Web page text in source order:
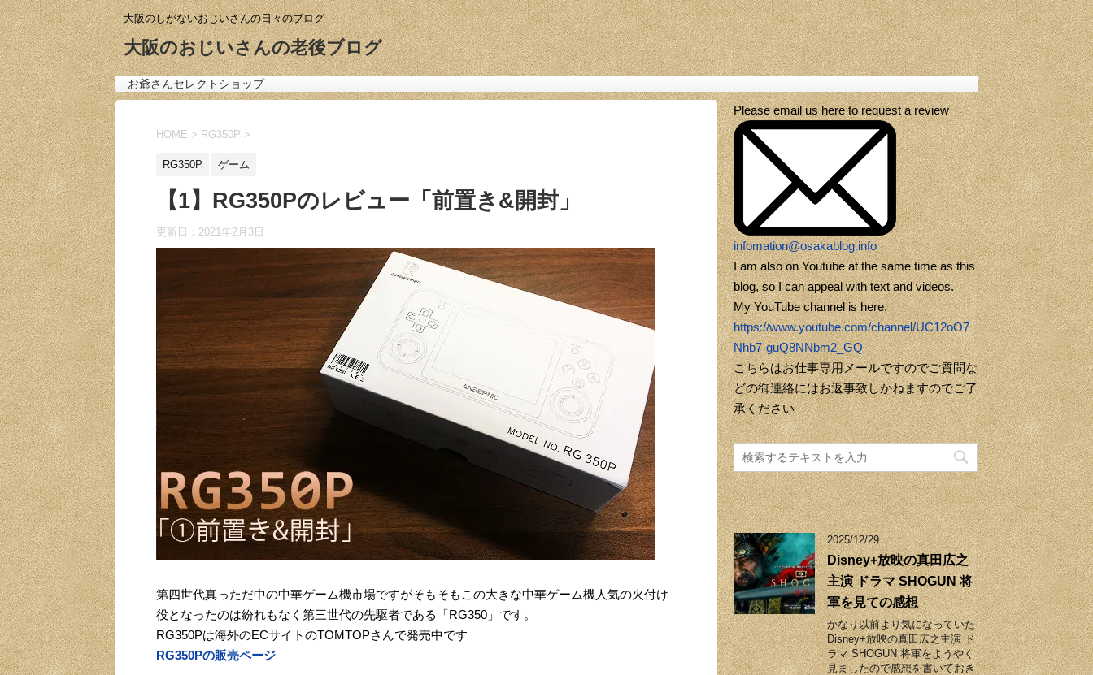
大阪のしがないおじいさんの日々のブログ
大阪のおじいさんの老後ブログ
お爺さんセレクトショップ
HOME > RG350P >
RG350P ゲーム
【1】RG350Pのレビュー「前置き&開封」
更新日： 2021年2月3日
第四世代真っただ中の中華ゲーム機市場ですがそもそもこの大きな中華ゲーム機人気の火付け
役となったのは紛れもなく第三世代の先駆者である「RG350」です。
RG350Pは海外のECサイトのTOMTOPさんで発売中です
RG350Pの販売ページ
Please email us here to request a review
infomation@osakablog.info
I am also on Youtube at the same time as this
blog, so I can appeal with text and videos.
My YouTube channel is here.
https://www.youtube.com/channel/UC12oO7
Nhb7-guQ8NNbm2_GQ
こちらはお仕事専用メールですのでご質問な
どの御連絡にはお返事致しかねますのでご了
承ください
2025/12/29
Disney+放映の真田広之
主演 ドラマ SHOGUN 将
軍を見ての感想
かなり以前より気になっていた
Disney+放映の真田広之主演 ド
ラマ SHOGUN 将軍をようやく
見ましたので感想を書いておき